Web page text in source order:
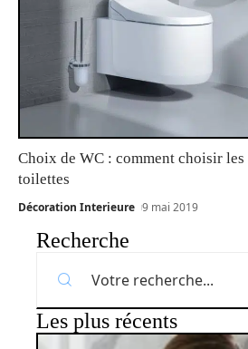
Choix de WC : comment choisir les
toilettes
Décoration Interieure 9 mai 2019
Recherche
Les plus récents